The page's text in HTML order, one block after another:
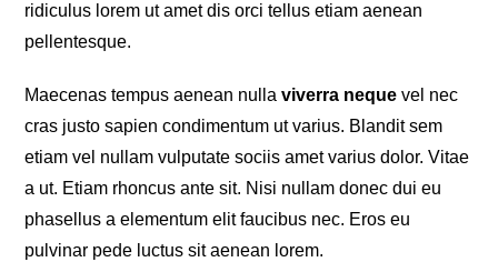
ridiculus lorem ut amet dis orci tellus etiam aenean
pellentesque.
Maecenas tempus aenean nullaviverra neque vel nec
cras justo sapien condimentum ut varius. Blandit sem
etiam vel nullam vulputate sociis amet varius dolor. Vitae
a ut. Etiam rhoncus ante sit. Nisi nullam donec dui eu
phasellus a elementum elit faucibus nec. Eros eu
pulvinar pede luctus sit aenean lorem.